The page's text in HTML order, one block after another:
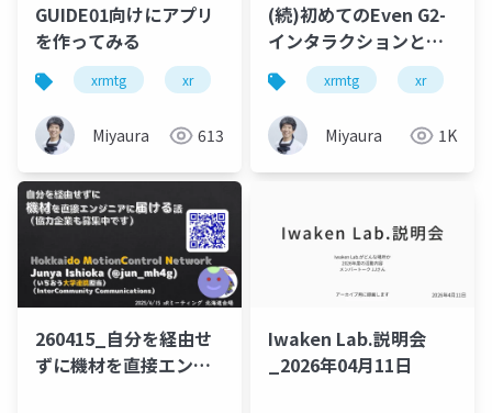
GUIDE01向けにアプリ
を作ってみる
xrmtg xr python
Miyaura 613
(続)初めてのEven G2-
インタラクションとデ
プロイxrmtg xr
Miyaura 1K
260415_自分を経由せ
ずに機材を直接エンジ
Iwaken Lab.説明会
_2026年04月11日